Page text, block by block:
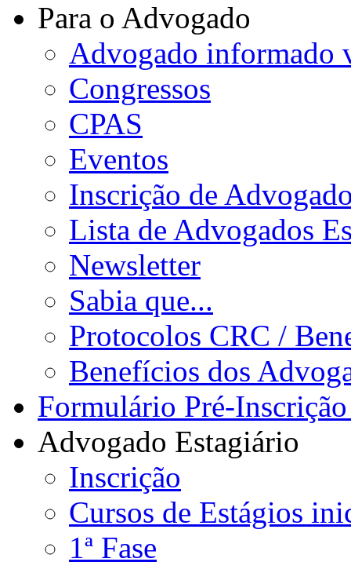
Para o Advogado
Advogado informado
Congressos
CPAS
Eventos
Inscrição de
Lista de Advogados
Newsletter
Sabia que...
Protocolos CRC /
Benefícios dos
Formulário Pré-
Advogado Estagiário
Inscrição
Cursos de Estágios
1ª Fase